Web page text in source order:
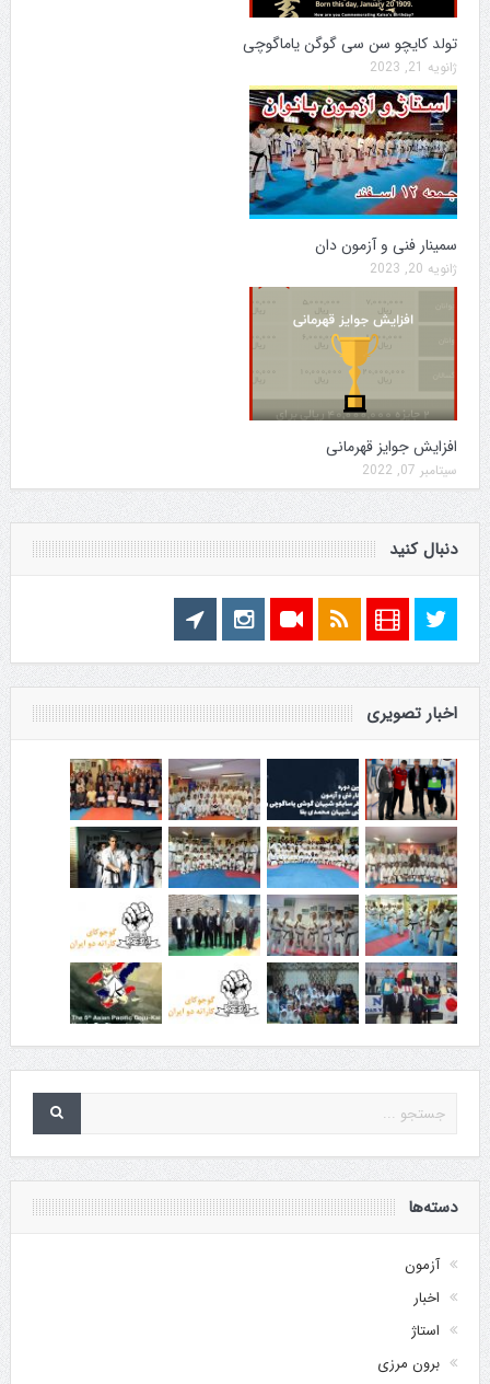
تولد کایچو سن سی گوگن یاماگوچی
ژانویه 21, 2023
سمینار فنی و آزمون دان
ژانویه 20, 2023
افزایش جوایز قهرمانی
سپتامبر 07, 2022
دنبال کنید
اخبار تصویری
دسته‌ها
آزمون
اخبار
استاژ
برون مرزی